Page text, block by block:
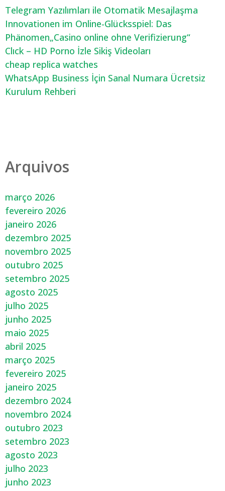
Telegram Yazılımları ile Otomatik Mesajlaşma
Innovationen im Online-Glücksspiel: Das
Phänomen„Casino online ohne Verifizierung“
Clıck – HD Porno İzle Sikiş Videoları
cheap replica watches
WhatsApp Business İçin Sanal Numara Ücretsiz
Kurulum Rehberi
Arquivos
março 2026
fevereiro 2026
janeiro 2026
dezembro 2025
novembro 2025
outubro 2025
setembro 2025
agosto 2025
julho 2025
junho 2025
maio 2025
abril 2025
março 2025
fevereiro 2025
janeiro 2025
dezembro 2024
novembro 2024
outubro 2023
setembro 2023
agosto 2023
julho 2023
junho 2023